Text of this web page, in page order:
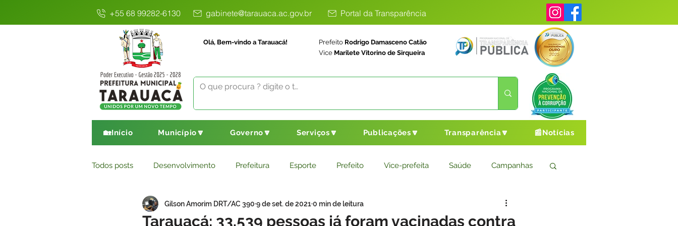
+55 68 99282-6130 gabinete@tarauaca.ac.gov.br Portal da Transparência
Olá, Bem-vindo a Tarauacá! Prefeito Rodrigo Damasceno Catão
Vice Marilete Vitorino de Sirqueira
🏡Início Município🔽 Governo🔽 Serviços🔽 Publicações🔽 Transparência🔽 📰Notícias
Todos posts Desenvolvimento Prefeitura Esporte Prefeito Vice-prefeita Saúde Campanhas
Comunicado Educação Saneamento Básico Agricultura Cultura e Esporte
Tarauacá: 33.539 pessoas já foram vacinadas contra
Gilson Amorim DRT/AC 390 9 de set. de 20210 min de leitura